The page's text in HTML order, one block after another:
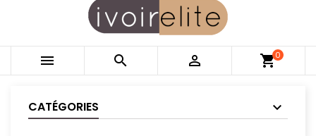
   shopping_cart0
CATÉGORIES